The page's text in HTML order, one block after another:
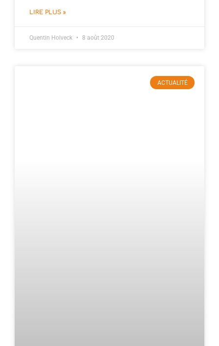
LIRE PLUS »
Quentin Holveck 8 août 2020
ACTUALITÉ